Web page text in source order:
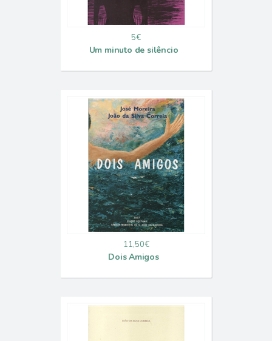
5€
Um minuto de silêncio
11,50€
Dois Amigos